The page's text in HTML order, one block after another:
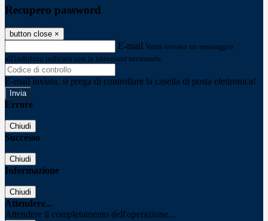
Recupero password
button close ×
E-mail Verrà inviato un messaggio
all'indirizzo indicato con le istruzioni necessarie.
E-mail inviata, si prega di controllare la casella di posta elettronica!
Errore
Chiudi
Successo
Chiudi
Informazione
Chiudi
Attendere...
Attendere il completamento dell'operazione...